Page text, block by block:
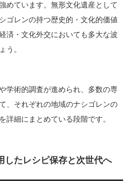
めています。無形文化遺産として
ゴレンの持つ歴史的・文化的価値
済・文化外交においても多大な波
う。
学術的調査が進められ、多数の専
、それぞれの地域のナシゴレンの
詳細にまとめている段階です。
したレシピ保存と次世代へ